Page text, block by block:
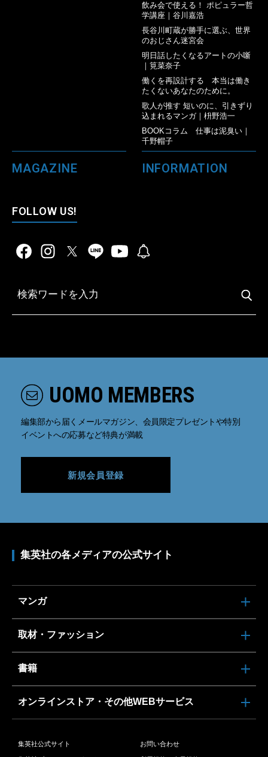
飲み会で使える！ ポピュラー哲
学講座｜谷川嘉浩
長谷川町蔵が勝手に選ぶ、世界
のおじさん迷宮会
明日話したくなるアートの小噺
｜筧菜奈子
働くを再設計する 本当は働き
たくないあなたのために。
歌人が推す 短いのに、引きずり
込まれるマンガ｜枡野浩一
BOOKコラム 仕事は泥臭い｜
千野帽子
MAGAZINE INFORMATION
FOLLOW US!
UOMO MEMBERS
編集部から届くメールマガジン、会員限定プレゼントや特別
イベントへの応募など特典が満載
新規会員登録
集英社の各メディアの公式サイト
マンガ
取材・ファッション
書籍
オンラインストア・その他WEBサービス
集英社公式サイト お問い合わせ